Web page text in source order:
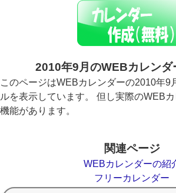
2010年9月のWEBカレンダ
このページはWEBカレンダーの2010年9
ルを表示しています。 但し実際のWEB
機能があります。
関連ページ
WEBカレンダーの紹
フリーカレンダー